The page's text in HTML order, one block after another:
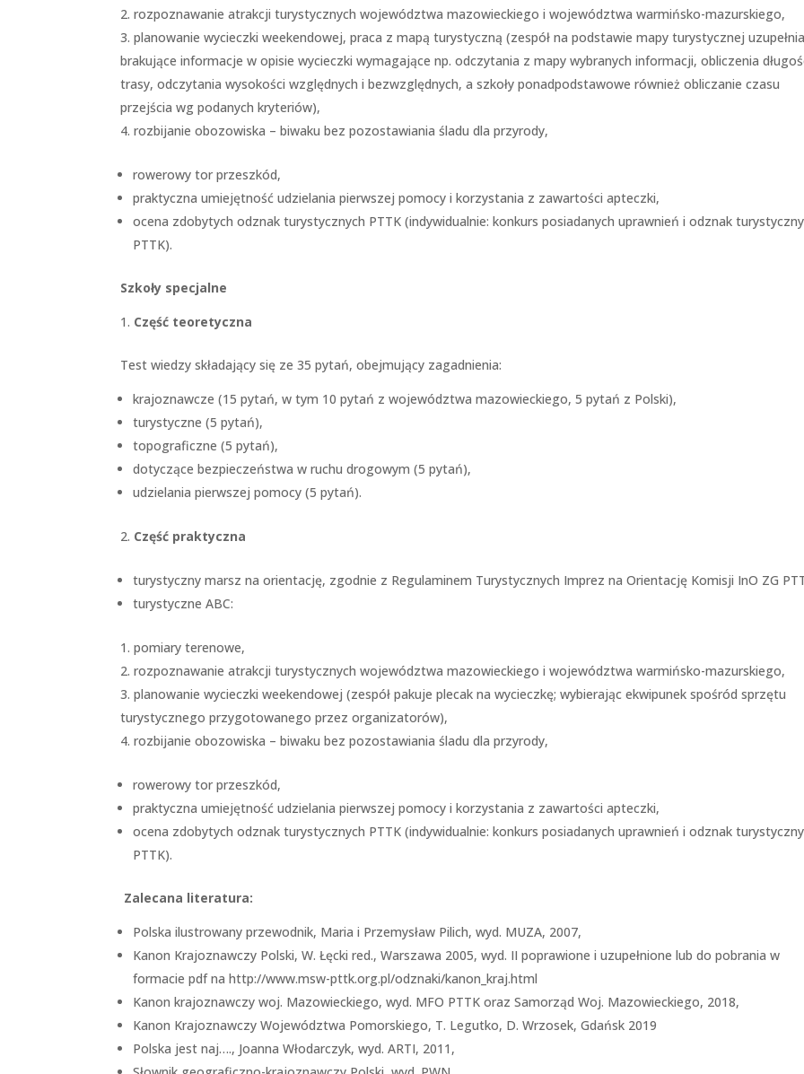
rozpoznawanie atrakcji turystycznych województwa mazowieckiego i województwa warmińsko-mazurskiego,
planowanie wycieczki weekendowej, praca z mapą turystyczną (zespół na podstawie mapy turystycznej
brakujące informacje w opisie wycieczki wymagające np. odczytania z mapy wybranych informacji, obliczenia
trasy, odczytania wysokości względnych i bezwzględnych, a szkoły ponadpodstawowe również obliczanie czasu
przejścia wg podanych kryteriów),
rozbijanie obozowiska – biwaku bez pozostawiania śladu dla przyrody,
rowerowy tor przeszkód,
praktyczna umiejętność udzielania pierwszej pomocy i korzystania z zawartości apteczki,
ocena zdobytych odznak turystycznych PTTK (indywidualnie: konkurs posiadanych uprawnień i odznak
PTTK).
Szkoły specjalne
Część teoretyczna
Test wiedzy składający się ze 35 pytań, obejmujący zagadnienia:
krajoznawcze (15 pytań, w tym 10 pytań z województwa mazowieckiego, 5 pytań z Polski),
turystyczne (5 pytań),
topograficzne (5 pytań),
dotyczące bezpieczeństwa w ruchu drogowym (5 pytań),
udzielania pierwszej pomocy (5 pytań).
Część praktyczna
turystyczny marsz na orientację, zgodnie z Regulaminem Turystycznych Imprez na Orientację Komisji InO ZG
turystyczne ABC:
pomiary terenowe,
rozpoznawanie atrakcji turystycznych województwa mazowieckiego i województwa warmińsko-mazurskiego,
planowanie wycieczki weekendowej (zespół pakuje plecak na wycieczkę; wybierając ekwipunek spośród sprzętu
turystycznego przygotowanego przez organizatorów),
rozbijanie obozowiska – biwaku bez pozostawiania śladu dla przyrody,
rowerowy tor przeszkód,
praktyczna umiejętność udzielania pierwszej pomocy i korzystania z zawartości apteczki,
ocena zdobytych odznak turystycznych PTTK (indywidualnie: konkurs posiadanych uprawnień i odznak
PTTK).
Zalecana literatura:
Polska ilustrowany przewodnik, Maria i Przemysław Pilich, wyd. MUZA, 2007,
Kanon Krajoznawczy Polski, W. Łęcki red., Warszawa 2005, wyd. II poprawione i uzupełnione lub do pobrania w
formacie pdf na http://www.msw-pttk.org.pl/odznaki/kanon_kraj.html
Kanon krajoznawczy woj. Mazowieckiego, wyd. MFO PTTK oraz Samorząd Woj. Mazowieckiego, 2018,
Kanon Krajoznawczy Województwa Pomorskiego, T. Legutko, D. Wrzosek, Gdańsk 2019
Polska jest naj…., Joanna Włodarczyk, wyd. ARTI, 2011,